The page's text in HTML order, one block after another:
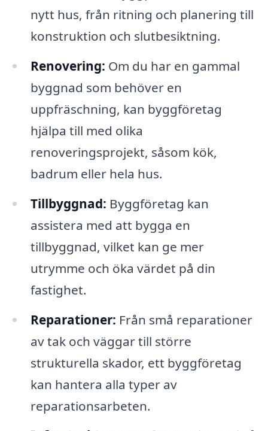
nytt hus, från ritning och planering till
konstruktion och slutbesiktning.
Renovering: Om du har en gammal
byggnad som behöver en
uppfräschning, kan byggföretag
hjälpa till med olika
renoveringsprojekt, såsom kök,
badrum eller hela hus.
Tillbyggnad: Byggföretag kan
assistera med att bygga en
tillbyggnad, vilket kan ge mer
utrymme och öka värdet på din
fastighet.
Reparationer: Från små reparationer
av tak och väggar till större
strukturella skador, ett byggföretag
kan hantera alla typer av
reparationsarbeten.